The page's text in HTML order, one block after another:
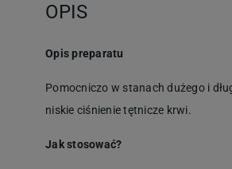
OPIS
Opis preparatu
Pomocniczo w stanach dużego i
niskie ciśnienie tętnicze krwi.
Jak stosować?